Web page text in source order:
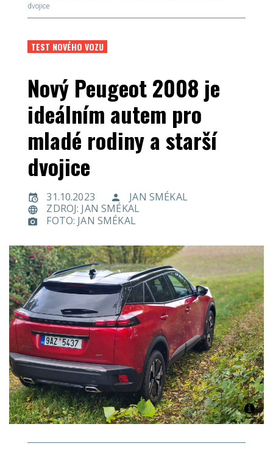
dvojice
TEST NOVÉHO VOZU
Nový Peugeot 2008 je
ideálním autem pro
mladé rodiny a starší
dvojice
31.10.2023
JAN SMÉKAL
ZDROJ: JAN SMÉKAL
FOTO: JAN SMÉKAL